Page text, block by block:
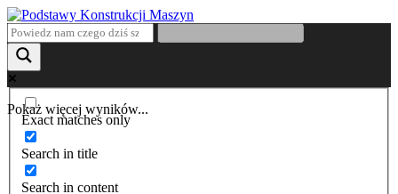
Pokaż więcej wyników...
Exact matches only
Search in title
Search in content